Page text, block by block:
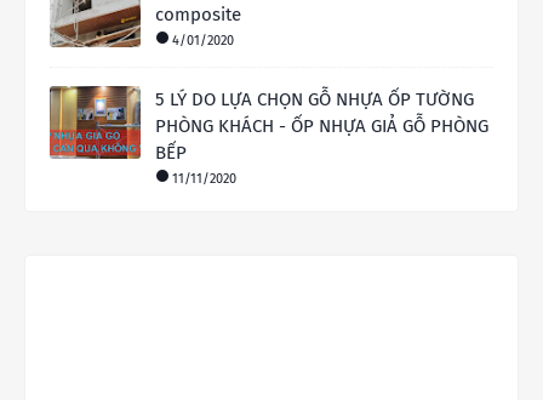
composite
4/01/2020
5 LÝ DO LỰA CHỌN GỖ NHỰA ỐP TƯỜNG
PHÒNG KHÁCH - ỐP NHỰA GIẢ GỖ PHÒNG
BẾP
11/11/2020